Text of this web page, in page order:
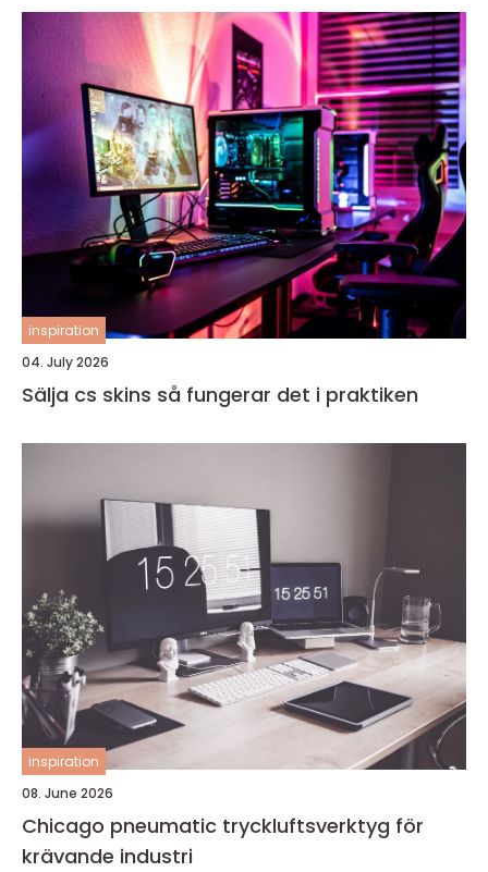
inspiration
04. July 2026
Sälja cs skins så fungerar det i praktiken
inspiration
08. June 2026
Chicago pneumatic tryckluftsverktyg för
krävande industri